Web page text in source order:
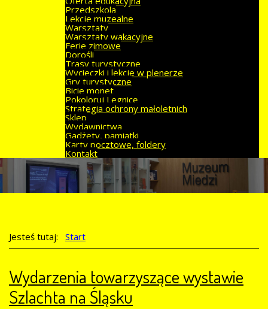
Przedszkola
Lekcje muzealne
Warsztaty
Warsztaty wakacyjne
Ferie zimowe
Dorośli
Trasy turystyczne
Wycieczki i lekcje w plenerze
Gry turystyczne
Bicie monet
Pokoloruj Legnicę
Strategia ochrony małoletnich
Sklep
Wydawnictwa
Gadżety, pamiątki
Karty pocztowe, foldery
Kontakt
Jesteś tutaj: Start
Wydarzenia towarzyszące wystawie
Szlachta na Śląsku